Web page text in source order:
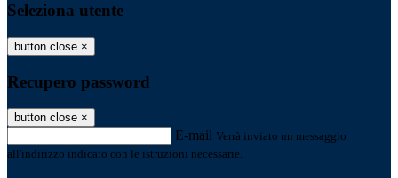
Seleziona utente
button close ×
Recupero password
button close ×
E-mail Verrà inviato un messaggio
all'indirizzo indicato con le istruzioni necessarie.